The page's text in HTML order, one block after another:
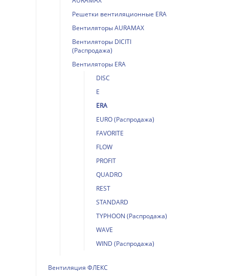
Решетки вентиляционные ERA
Вентиляторы AURAMAX
Вентиляторы DICITI
(Распродажа)
Вентиляторы ERA
DISC
E
ERA
EURO (Распродажа)
FAVORITE
FLOW
PROFIT
QUADRO
REST
STANDARD
TYPHOON (Распродажа)
WAVE
WIND (Распродажа)
Вентиляция ФЛЕКС